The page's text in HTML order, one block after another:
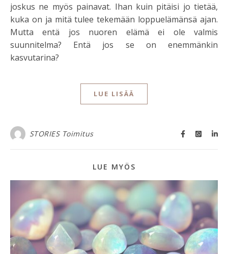
joskus ne myös painavat. Ihan kuin pitäisi jo tietää,
kuka on ja mitä tulee tekemään loppuelämänsä ajan.
Mutta entä jos nuoren elämä ei ole valmis
suunnitelma? Entä jos se on enemmänkin
kasvutarina?
LUE LISÄÄ
STORIES Toimitus
LUE MYÖS